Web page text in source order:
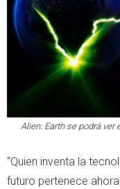
Alien: Earth se podrá ver
“Quien inventa la
futuro pertenece